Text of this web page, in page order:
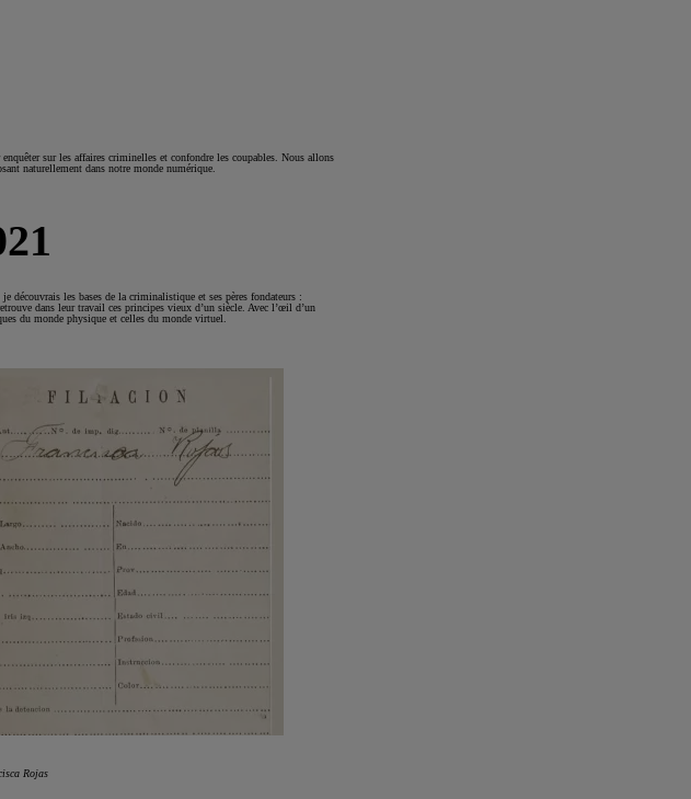
sur les affaires criminelles et confondre les coupables. Nous allons
naturellement dans notre monde numérique.
découvrais les bases de la criminalistique et ses pères fondateurs :
dans leur travail ces principes vieux d’un siècle. Avec l’œil d’un
du monde physique et celles du monde virtuel.
Rojas